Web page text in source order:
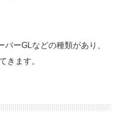
ーGLなどの種類があり、
きます。